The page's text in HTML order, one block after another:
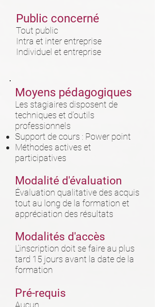
Public concerné
Tout public
Intra et inter entreprise
Individuel et entreprise
Moyens pédagogiques
Les stagiaires disposent de
techniques et d’outils
professionnels
Support de cours : Power point
Méthodes actives et
participatives
Modalité d'évaluation
Évaluation qualitative des acquis
tout au long de la formation et
appréciation des résultats
Modalités d'accès
L’inscription doit se faire au plus
tard 15 jours avant la date de la
formation
Pré-requis
Aucun